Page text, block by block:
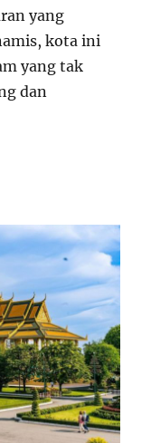
yang
kota ini
yang tak
dan